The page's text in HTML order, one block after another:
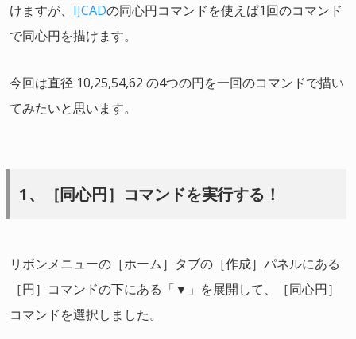
けますが、 IJCADの同心円コマンドを使えば1回のコマンド
で同心円を描けます。
今回は直径 10,25,54,62 の4つの円を一回のコマンドで描い
てみたいと思います。
1、［同心円］コマンドを実行する！
リボンメニューの［ホーム］タブの［作成］パネルにある
［円］コマンドの下にある「▼」を展開して、［同心円］
コマンドを選択しました。